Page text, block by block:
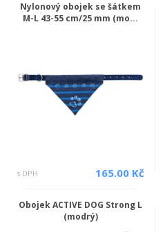
Nylonový obojek se šátkem
M-L 43-55 cm/25 mm (mo...
s DPH 165.00 Kč
Obojek ACTIVE DOG Strong L
(modrý)